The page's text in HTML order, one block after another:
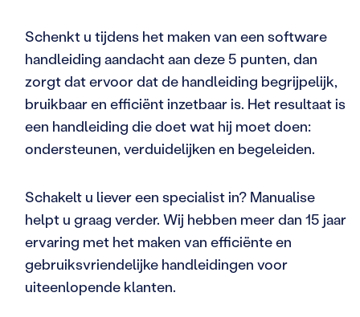
Schenkt u tijdens het maken van een software
handleiding aandacht aan deze 5 punten, dan
zorgt dat ervoor dat de handleiding begrijpelijk,
bruikbaar en efficiënt inzetbaar is. Het resultaat is
een handleiding die doet wat hij moet doen:
ondersteunen, verduidelijken en begeleiden.
Schakelt u liever een specialist in? Manualise
helpt u graag verder. Wij hebben meer dan 15 jaar
ervaring met het maken van efficiënte en
gebruiksvriendelijke handleidingen voor
uiteenlopende klanten.